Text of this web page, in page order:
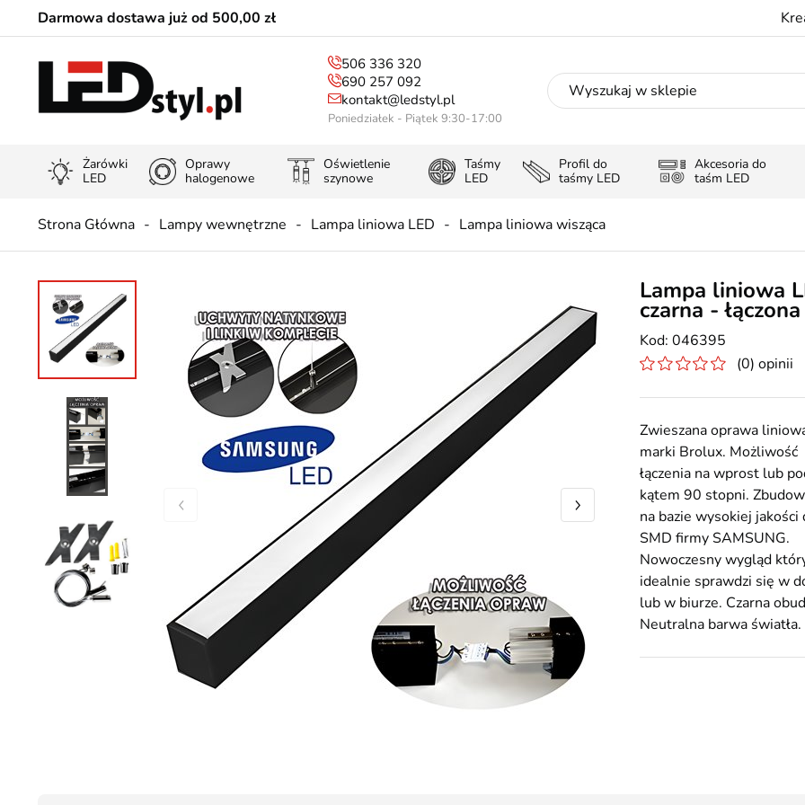
Darmowa dostawa już od 500,00 zł
506 336 320
690 257 092
kontakt@ledstyl.pl
Poniedziałek - Piątek 9:30-17:00
Żarówki
LED
Oprawy
halogenowe
Oświetlenie
szynowe
Taśmy
LED
Profil do
taśmy LED
Akcesoria do
taśm LED
Strona Główna Lampy wewnętrzne Lampa liniowa LED Lampa liniowa wisząca
Lampa liniowa
czarna - łączona
046395
(0) opinii
Zwieszana oprawa
marki Brolux. Możliwość
łączenia na wprost lub
kątem 90 stopni.
na bazie wysokiej jakości
SMD firmy SAMSUNG.
Nowoczesny wygląd
idealnie sprawdzi się w
lub w biurze. Czarna
Neutralna barwa światła.